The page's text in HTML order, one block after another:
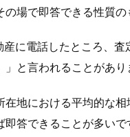
場で即答できる性質の
に電話したところ、査
と言われることがあり
在地における平均的な
答できることが多いで